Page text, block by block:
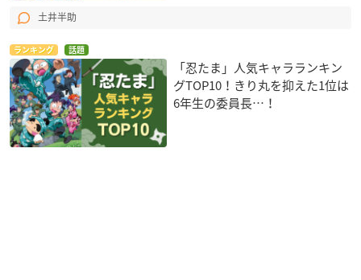
土井半助
ランキング 話題
「忍たま」人気キャラランキン
グTOP10！きり丸を抑えた1位は
6年生の委員長…！